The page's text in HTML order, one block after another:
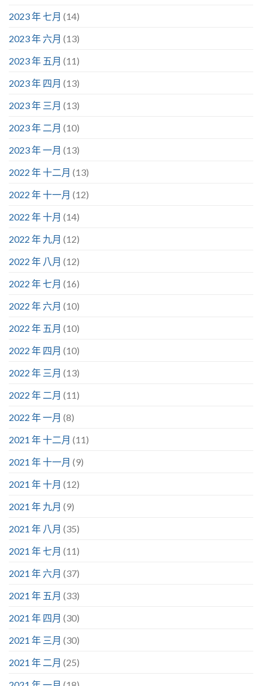
2023 年 七月 (14)
2023 年 六月 (13)
2023 年 五月 (11)
2023 年 四月 (13)
2023 年 三月 (13)
2023 年 二月 (10)
2023 年 一月 (13)
2022 年 十二月 (13)
2022 年 十一月 (12)
2022 年 十月 (14)
2022 年 九月 (12)
2022 年 八月 (12)
2022 年 七月 (16)
2022 年 六月 (10)
2022 年 五月 (10)
2022 年 四月 (10)
2022 年 三月 (13)
2022 年 二月 (11)
2022 年 一月 (8)
2021 年 十二月 (11)
2021 年 十一月 (9)
2021 年 十月 (12)
2021 年 九月 (9)
2021 年 八月 (35)
2021 年 七月 (11)
2021 年 六月 (37)
2021 年 五月 (33)
2021 年 四月 (30)
2021 年 三月 (30)
2021 年 二月 (25)